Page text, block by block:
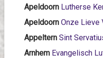
Apeldoorn Lutherse
Apeldoorn Onze Lieve
Appeltern Sint
Arnhem Evangelisch